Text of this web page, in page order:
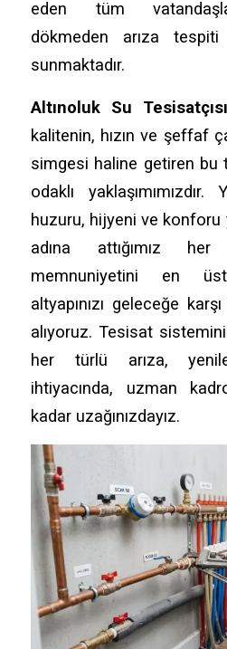
eden tüm
dökmeden arıza
sunmaktadır.
Altınoluk Su Tesisatçısı
kalitenin, hızın ve şeffaf
simgesi haline getiren bu
odaklı yaklaşımımızdır.
huzuru, hijyeni ve
adına attığımız
memnuniyetini en
altyapınızı geleceğe
alıyoruz. Tesisat
her türlü arıza,
ihtiyacında, uzman
kadar uzağınızdayız.